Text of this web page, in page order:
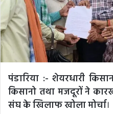
पंडारिया :- शेयरधारी
किसानो तथा मजदूरों ने
संघ के खिलाफ खोला मोर्चा।